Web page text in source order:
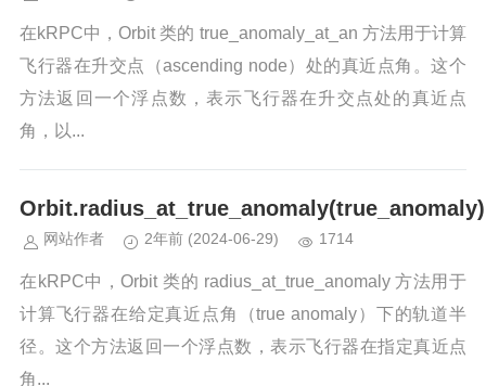
在kRPC中，Orbit 类的 true_anomaly_at_an 方法用于计算
飞行器在升交点（ascending node）处的真近点角。这个
方法返回一个浮点数，表示飞行器在升交点处的真近点
角，以...
Orbit.radius_at_true_anomaly(true_anomaly)
网站作者 2年前 (2024-06-29) 1714
在kRPC中，Orbit 类的 radius_at_true_anomaly 方法用于
计算飞行器在给定真近点角（true anomaly）下的轨道半
径。这个方法返回一个浮点数，表示飞行器在指定真近点
角...